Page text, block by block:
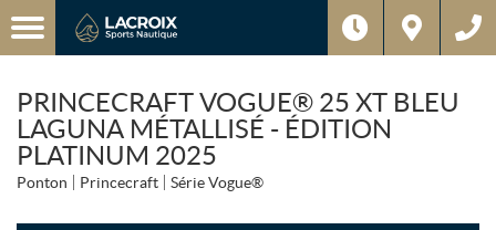
PRINCECRAFT VOGUE® 25 XT BLEU
LAGUNA MÉTALLISÉ - ÉDITION
PLATINUM 2025
Ponton Princecraft Série Vogue®